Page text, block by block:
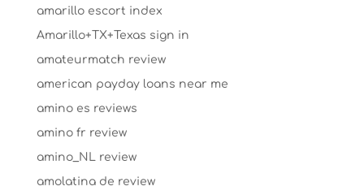
amarillo escort index
Amarillo+TX+Texas sign in
amateurmatch review
american payday loans near me
amino es reviews
amino fr review
amino_NL review
amolatina de review